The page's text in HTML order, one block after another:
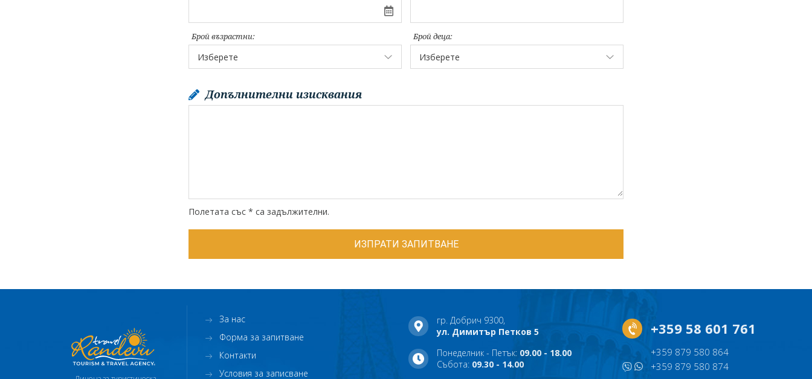
Брой възрастни: Брой деца:
Допълнителни изисквания
Полетата със * са задължителни.
За нас
Форма за запитване
Контакти
Условия за записване
гр. Добрич 9300,
ул. Димитър Петков 5
Понеделник - Петък: 09.00 - 18.00
Събота: 09.30 - 14.00
+359 58 601 761
+359 879 580 864
+359 879 580 874